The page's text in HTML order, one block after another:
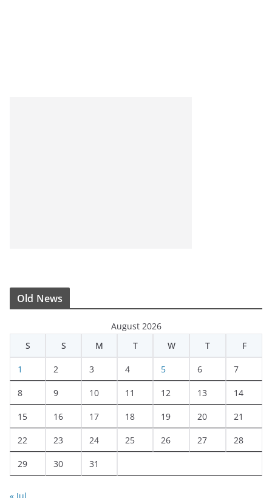
Old News
August 2026
S
S M T W T F
1 2 3 4 5 6 7
8 9 10 11 12 13 14
15 16 17 18 19 20 21
22 23 24 25 26 27 28
29 30 31